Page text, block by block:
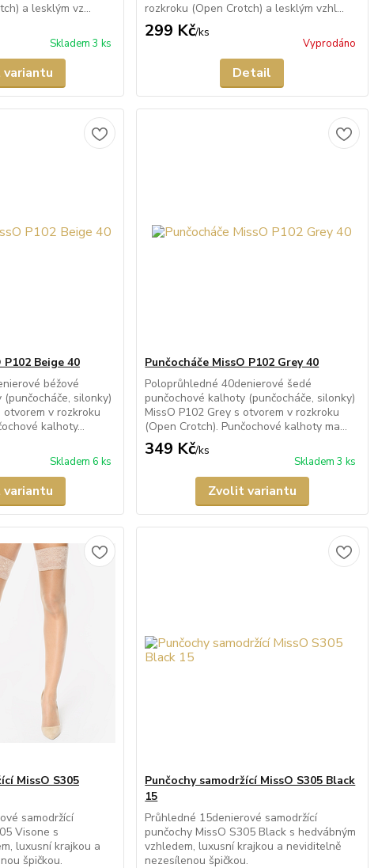
a lesklým vz...
Skladem 3 ks
rozkroku (Open Crotch) a lesklým vzhl...
299 Kč/ks
Vyprodáno
Detail
P102 Beige 40
béžové
silonky)
otvorem v rozkroku
kalhoty...
Skladem 6 ks
Punčocháče MissO P102 Grey 40
Poloprůhledné 40denierové šedé
punčochové kalhoty (punčocháče, silonky)
MissO P102 Grey s otvorem v rozkroku
(Open Crotch). Punčochové kalhoty ma...
349 Kč/ks
Skladem 3 ks
Zvolit variantu
MissO S305
samodržící
Visone s
luxusní krajkou a
špičkou.
Punčochy samodržící MissO S305 Black
15
Průhledné 15denierové samodržící
punčochy MissO S305 Black s hedvábným
vzhledem, luxusní krajkou a neviditelně
nezesílenou špičkou.